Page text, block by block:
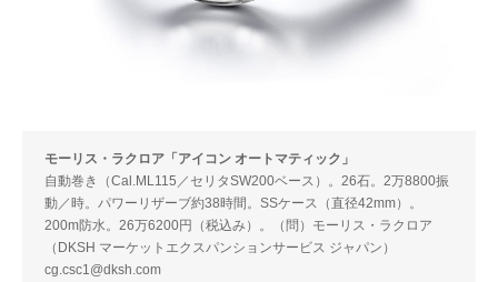
モーリス・ラクロア「アイコン オートマティック」
自動巻き（Cal.ML115／セリタSW200ベース）。26石。2万8800振
動／時。パワーリザーブ約38時間。SSケース（直径42mm）。
200m防水。26万6200円（税込み）。（問）モーリス・ラクロア
（DKSH マーケットエクスパンションサービス ジャパン）
cg.csc1@dksh.com